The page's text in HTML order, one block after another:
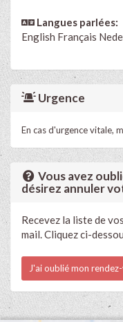
Langues parlées:
English Français
Urgence
En cas d'urgence vitale,
Vous avez
désirez annuler
Recevez la liste de
mail. Cliquez ci-
J'ai oublié mon